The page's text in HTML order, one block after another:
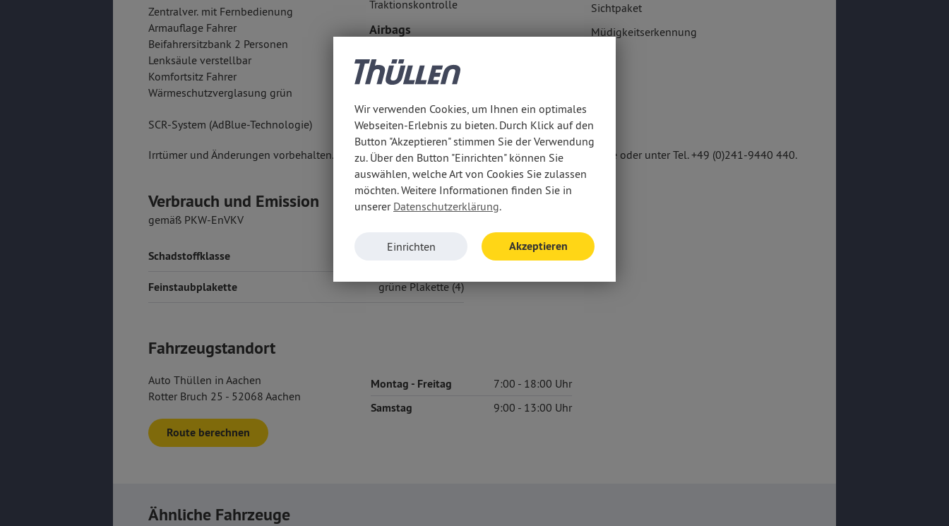
Zentralver. mit Fernbedienung
Armauflage Fahrer
Beifahrersitzbank 2 Personen
Lenksäule verstellbar
Komfortsitz Fahrer
Wärmeschutzverglasung grün
Traktionskontrolle
Airbags
Sichtpaket
Müdigkeitserkennung
SCR-System (AdBlue-Technologie)
Irrtümer und Änderungen vorbehalten. Weitere Informationen erhalten Sie unter www.thuellen.de oder unter Tel. +49 (0)241-9440 440.
Verbrauch und Emission
gemäß PKW-EnVKV
Schadstoffklasse
Feinstaubplakette grüne Plakette (4)
Fahrzeugstandort
Auto Thüllen in Aachen
Rotter Bruch 25 - 52068 Aachen
Route berechnen
Montag - Freitag 7:00 18:00
Samstag 9:00 13:00
Ähnliche Fahrzeuge
Wir verwenden Cookies, um Ihnen ein optimales
Webseiten-Erlebnis zu bieten. Durch Klick auf den
Button "Akzeptieren" stimmen Sie der Verwendung
zu. Über den Button "Einrichten" können Sie
auswählen, welche Art von Cookies Sie zulassen
möchten. Weitere Informationen finden Sie in
unserer Datenschutzerklärung.
Einrichten Akzeptieren